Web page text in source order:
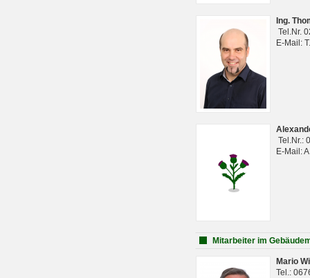
Ing.
Tel.Nr.
E-Mail:
Tel.Nr.:
E-Mail:
Mitarbeiter im
Mario
Tel.: